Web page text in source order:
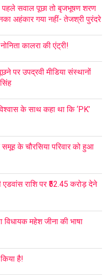
पहले सवाल पूछा तो बृजभूषण शरण
अहंकार गया नहीं- तेजश्री पुरंदरे
कालरा की एंट्री!
पर उपद्रवी मीडिया संस्थानों
के साथ कहा था कि ‘PK’
के चौरसिया परिवार को हुआ
राशि पर ₹52.45 करोड़ देने
महेश जीना की भाषा
है!